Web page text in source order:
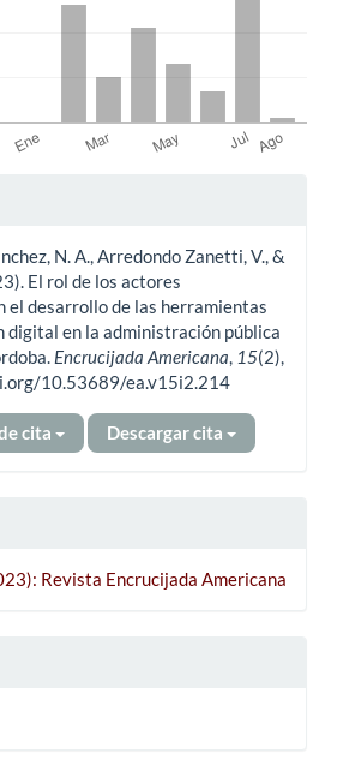
N. A., Arredondo Zanetti, V., &
El rol de los actores
el desarrollo de las herramientas
digital en la administración pública
Encrucijada Americana, 15(2),
10.53689/ea.v15i2.214
cita Descargar cita
Revista Encrucijada Americana